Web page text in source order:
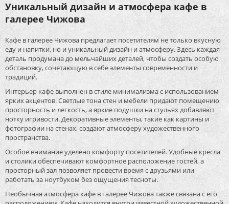
Уникальный дизайн и атмосфера кафе в
галерее Чижова
Кафе в галерее Чижова предлагает посетителям не только вкусную
еду и напитки, но и уникальный дизайн и атмосферу. Здесь каждая
деталь продумана до мельчайших деталей, чтобы создать особую
обстановку, сочетающую в себе элементы современности и
традиций.
Интерьер кафе выполнен в стиле минимализма с использованием
ярких акцентов. Светлые тона стен и мебели придают помещению
просторность и легкость, а яркие подушки на стульях добавляют
нотку игривости. Декоративные элементы, такие как картины и
фотографии на стенах, создают атмосферу художественного
пространства.
Особое внимание уделено комфорту посетителей. Удобные кресла
и столики обеспечивают комфортное расположение гостей, а
просторный зал позволяет провести время с друзьями или
работать за ноутбуком без ощущения тесноты.
Необычная атмосфера кафе в галерее Чижова также связана с его